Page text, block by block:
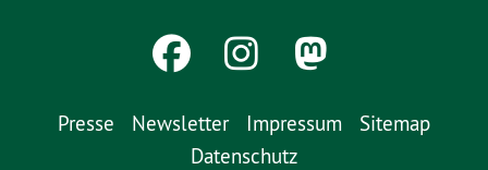
Presse Newsletter Impressum
Sitemap
Datenschutz